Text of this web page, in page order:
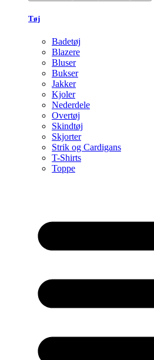
Tøj
Badetøj
Blazere
Bluser
Bukser
Jakker
Kjoler
Nederdele
Overtøj
Skindtøj
Skjorter
Strik og Cardigans
T-Shirts
Toppe